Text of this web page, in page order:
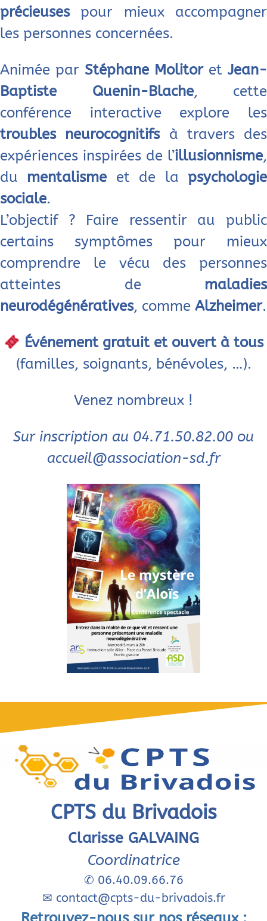
précieusespour mieux accompagner
les personnes concernées.
Animée par Stéphane Molitoret Jean-
Baptiste Quenin-Blache, cette
conférence interactive explore les
troubles neurocognitifsà travers des
expériences inspirées de l’illusionnisme,
du mentalisme et de la psychologie
sociale.
L’objectif ? Faire ressentir au public
certains symptômes pour mieux
comprendre le vécu des personnes
atteintes de maladies
neurodégénératives, comme Alzheimer.
Événement gratuit et ouvert à tous
(familles, soignants, bénévoles, …).
Venez nombreux !
Sur inscription au 04.71.50.82.00 ou
accueil@association-sd.fr
CPTS du Brivadois
Clarisse GALVAING
Coordinatrice
✆ 06.40.09.66.76
✉ contact@cpts-du-brivadois.fr